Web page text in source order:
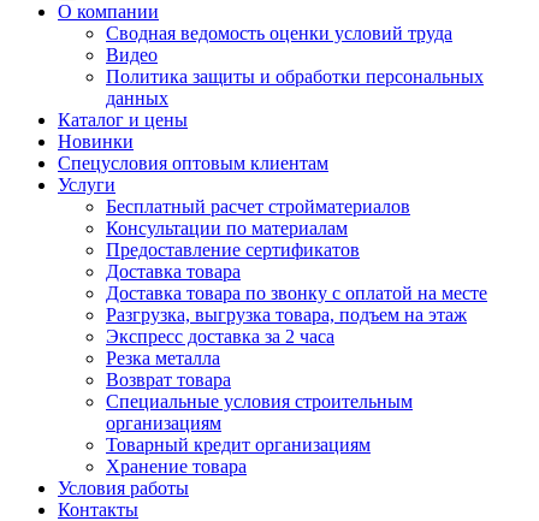
О компании
Сводная ведомость оценки условий труда
Видео
Политика защиты и обработки персональных
данных
Каталог и цены
Новинки
Спецусловия оптовым клиентам
Услуги
Бесплатный расчет стройматериалов
Консультации по материалам
Предоставление сертификатов
Доставка товара
Доставка товара по звонку с оплатой на месте
Разгрузка, выгрузка товара, подъем на этаж
Экспресс доставка за 2 часа
Резка металла
Возврат товара
Специальные условия строительным
организациям
Товарный кредит организациям
Хранение товара
Условия работы
Контакты